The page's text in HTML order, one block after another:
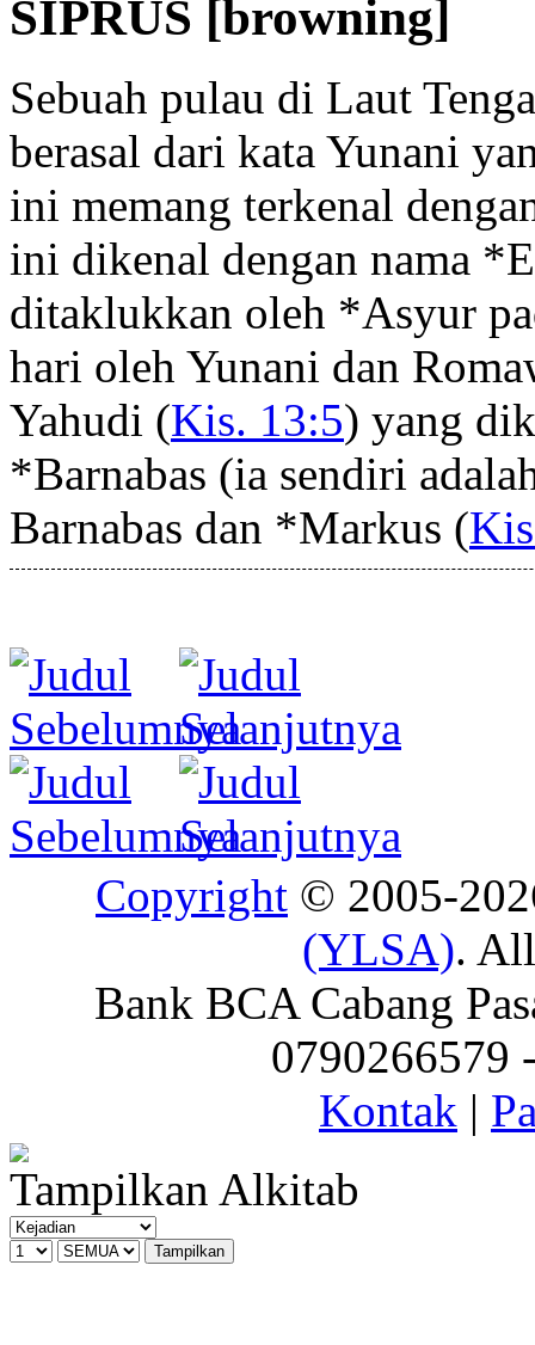
SIPRUS [browning]
Sebuah pulau di Laut
berasal dari kata Yunani
ini memang terkenal
ini dikenal dengan nama
ditaklukkan oleh *Asyur
hari oleh Yunani dan
Yahudi (Kis. 13:5) yang
*Barnabas (ia sendiri
Barnabas dan *Markus (
Copyright © 2005-
(YLSA).
Bank BCA Cabang
0790266579
Kontak |
Tampilkan Alkitab